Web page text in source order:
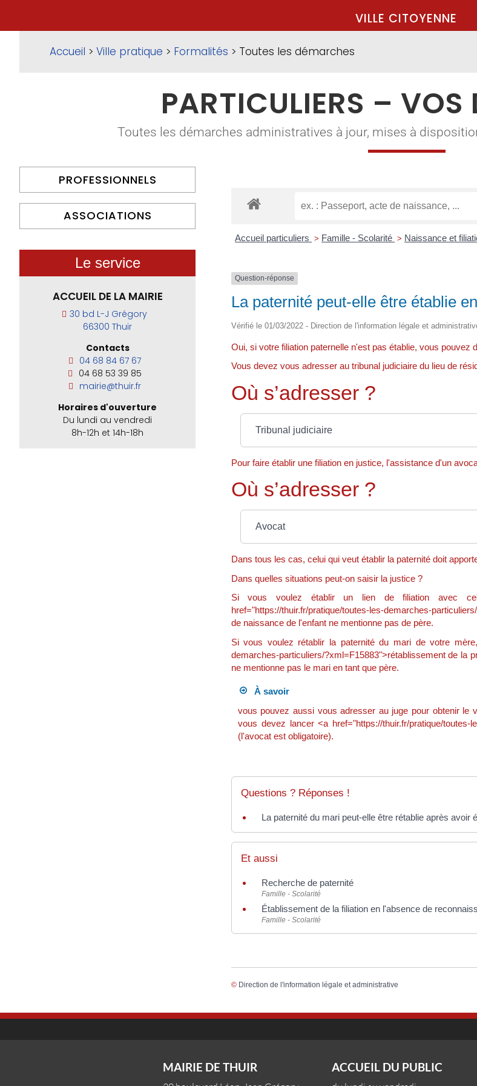
VILLE CITOYENNE
Accueil > Ville pratique > Formalités > Toutes les démarches
PARTICULIERS – VOS
Toutes les démarches administratives à jour, mises à
PROFESSIONNELS
ASSOCIATIONS
Le service
ACCUEIL DE LA MAIRIE
30 bd L-J Grégory
66300 Thuir
Contacts
04 68 84 67 67
04 68 53 39 85
mairie@thuir.fr
Horaires d'ouverture
Du lundi au vendredi
8h-12h et 14h-18h
Accueil particuliers > Famille - Scolarité > Naissance et
Question-réponse
La paternité peut-elle être établie
Vérifié le 01/03/2022 - Direction de l'information légale et
Oui, si votre filiation paternelle n'est pas établie, vous pouvez
Vous devez vous adresser au tribunal judiciaire du lieu de
Où s’adresser ?
Tribunal judiciaire
Pour faire établir une filiation en justice, l'assistance d'un
Où s’adresser ?
Avocat
Dans tous les cas, celui qui veut établir la paternité doit
Dans quelles situations peut-on saisir la justice ?
Si vous voulez établir un lien de filiation avec
href="https://thuir.fr/pratique/toutes-les-demarches-
de naissance de l'enfant ne mentionne pas de père.
Si vous voulez rétablir la paternité du mari de votre
demarches-particuliers/?xml=F15883">rétablissement de la
ne mentionne pas le mari en tant que père.
À savoir
vous pouvez aussi vous adresser au juge pour obtenir le
vous devez lancer <a href="https://thuir.fr/pratique/
(l'avocat est obligatoire).
Questions ? Réponses !
La paternité du mari peut-elle être rétablie après avoir
Et aussi
Recherche de paternité
Famille - Scolarité
Établissement de la filiation en l'absence de
Famille - Scolarité
© Direction de l'information légale et administrative
MAIRIE DE THUIR ACCUEIL DU PUBLIC